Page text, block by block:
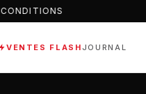
VENTES FLASH JOURNAL